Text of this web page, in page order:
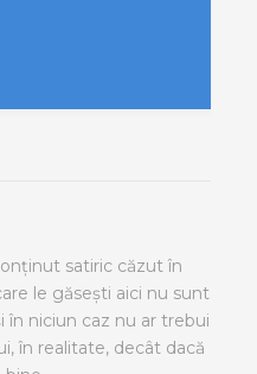
satiric căzut în
le găsești aici nu sunt
în niciun caz nu ar trebui
în realitate, decât dacă